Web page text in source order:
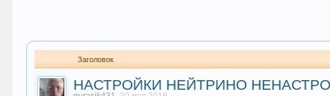
Заголовок
НАСТРОЙКИ НЕЙТРИНО